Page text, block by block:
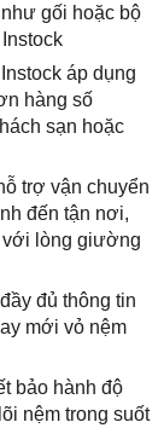
gối hoặc bộ
áp dụng
hàng số
sạn hoặc
trợ vận chuyển
đến tận nơi,
với lòng giường
đủ thông tin
mới vỏ nệm
bảo hành độ
nệm trong suốt